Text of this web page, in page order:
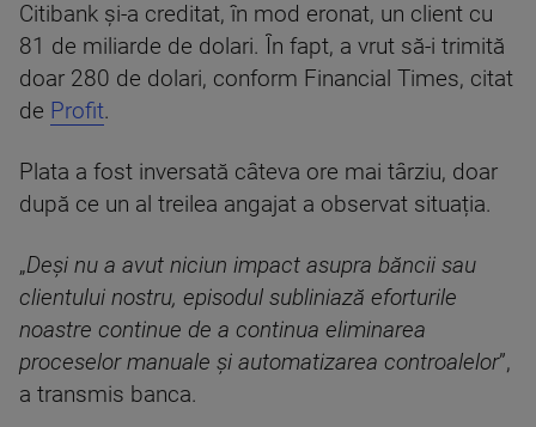
Citibank și-a creditat, în mod eronat, un client cu
81 de miliarde de dolari. În fapt, a vrut să-i trimită
doar 280 de dolari, conform Financial Times, citat
de Profit.
Plata a fost inversată câteva ore mai târziu, doar
după ce un al treilea angajat a observat situația.
„Deși nu a avut niciun impact asupra băncii sau
clientului nostru, episodul subliniază eforturile
noastre continue de a continua eliminarea
proceselor manuale și automatizarea controalelor”,
a transmis banca.